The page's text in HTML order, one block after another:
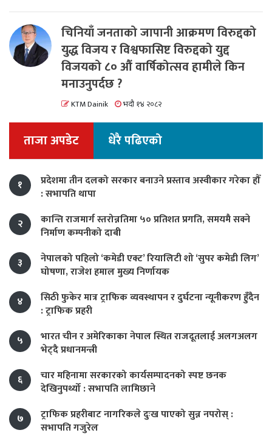
चिनियाँ जनताको जापानी आक्रमण विरुद्दको
युद्ध विजय र विश्वफासिष्ट विरुद्दको युद्द
विजयको ८० औं वार्षिकोत्सव हामीले किन
मनाउनुपर्दछ ?
KTM Dainik भदौ १४ २०८२
ताजा अपडेट धेरै पढिएको
१
प्रदेशमा तीन दलको सरकार बनाउने प्रस्ताव अस्वीकार गरेका हौँ
: सभापति थापा
२
कान्ति राजमार्ग स्तरोन्नतिमा ५० प्रतिशत प्रगति, समयमै सक्ने
निर्माण कम्पनीको दाबी
३
नेपालको पहिलो ‘कमेडी एक्ट’ रियालिटी शो ‘सुपर कमेडी लिग’
घोषणा, राजेश हमाल मुख्य निर्णायक
४
सिठी फुकेर मात्र ट्राफिक व्यवस्थापन र दुर्घटना न्यूनीकरण हुँदैन
: ट्राफिक प्रहरी
५
भारत चीन र अमेरिकाका नेपाल स्थित राजदूतलाई अलगअलग
भेट्दै प्रधानमन्त्री
६
चार महिनामा सरकारको कार्यसम्पादनको स्पष्ट छनक
देखिनुपर्थ्यो : सभापति लामिछाने
७
ट्राफिक प्रहरीबाट नागरिकले दुःख पाएको सुन्न नपरोस् :
सभापति गजुरेल